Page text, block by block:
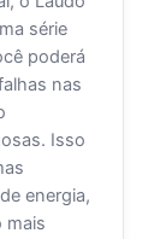
série
poderá
nas
Isso
energia,
mais